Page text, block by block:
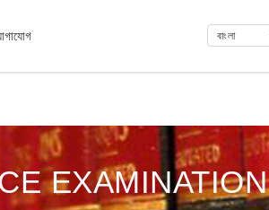
বাংলা
EXAMINATION